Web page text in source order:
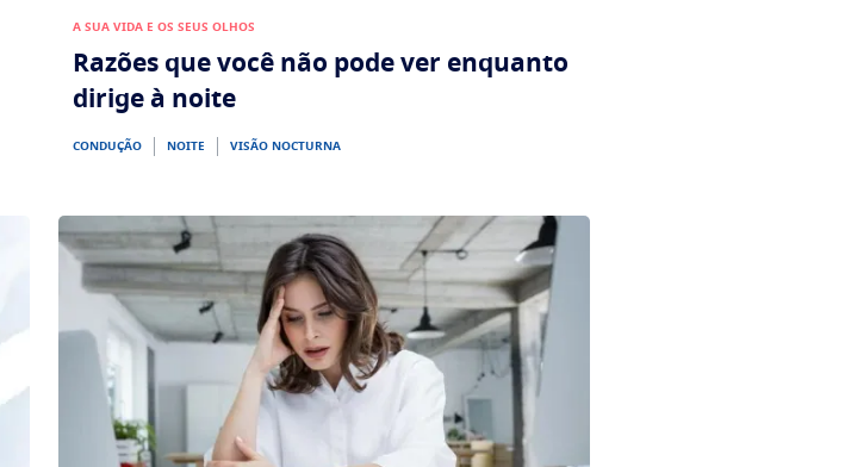
A SUA VIDA E OS SEUS OLHOS
Razões que você não pode ver enquanto
dirige à noite
CONDUÇÃO NOITE VISÃO NOCTURNA